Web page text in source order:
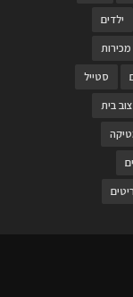
ילדים
מכירות
סטייל
בית